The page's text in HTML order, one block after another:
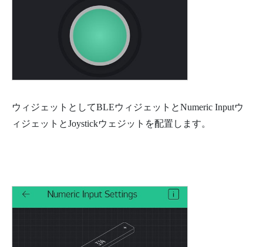
ウィジェットとしてBLEウィジェットとNumeric Inputウ
ィジェットとJoystickウェジットを配置します。